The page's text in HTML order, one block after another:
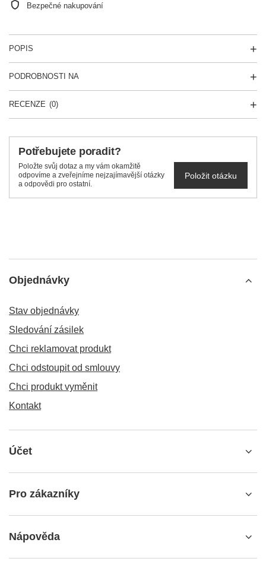
Bezpečné nakupování
POPIS
PODROBNOSTI NA
RECENZE (0)
Potřebujete poradit?
Položte svůj dotaz a my vám okamžitě
odpovíme a zveřejníme nejzajímavější otázky
a odpovědi pro ostatní.
Položit otázku
Objednávky
Stav objednávky
Sledování zásilek
Chci reklamovat produkt
Chci odstoupit od smlouvy
Chci produkt vyměnit
Kontakt
Účet
Pro zákazníky
Nápověda